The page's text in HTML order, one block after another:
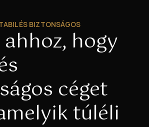
ÉS BIZTONSÁGOS
hogy
céget
túléli